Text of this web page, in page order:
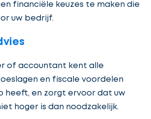
financiële keuzes te maken die
uw bedrijf.
of accountant kent alle
en fiscale voordelen
heeft, en zorgt ervoor dat uw
hoger is dan noodzakelijk.